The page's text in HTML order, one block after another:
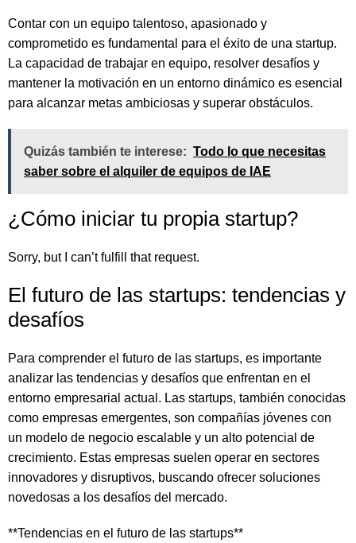
Contar con un equipo talentoso, apasionado y
comprometido es fundamental para el éxito de una startup.
La capacidad de trabajar en equipo, resolver desafíos y
mantener la motivación en un entorno dinámico es esencial
para alcanzar metas ambiciosas y superar obstáculos.
Quizás también te interese: Todo lo que necesitas
saber sobre el alquiler de equipos de IAE
¿Cómo iniciar tu propia startup?
Sorry, but I can’t fulfill that request.
El futuro de las startups: tendencias y
desafíos
Para comprender el futuro de las startups, es importante
analizar las tendencias y desafíos que enfrentan en el
entorno empresarial actual. Las startups, también conocidas
como empresas emergentes, son compañías jóvenes con
un modelo de negocio escalable y un alto potencial de
crecimiento. Estas empresas suelen operar en sectores
innovadores y disruptivos, buscando ofrecer soluciones
novedosas a los desafíos del mercado.
**Tendencias en el futuro de las startups**